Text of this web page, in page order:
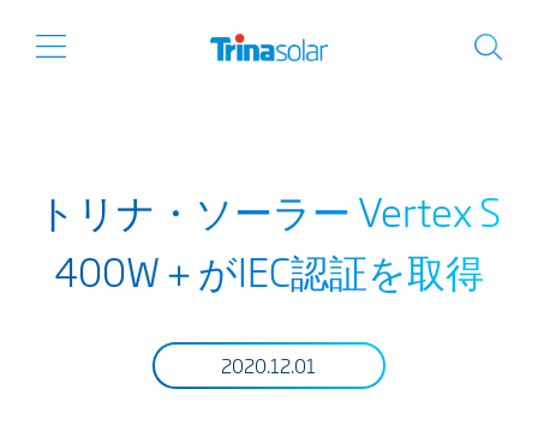
トリナ・ソーラー Vertex S
400W＋がIEC認証を取得
2020.12.01